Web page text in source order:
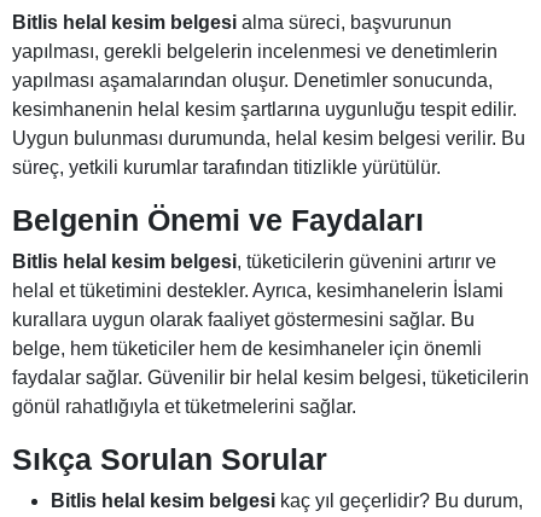
Bitlis helal kesim belgesi alma süreci, başvurunun
yapılması, gerekli belgelerin incelenmesi ve denetimlerin
yapılması aşamalarından oluşur. Denetimler sonucunda,
kesimhanenin helal kesim şartlarına uygunluğu tespit edilir.
Uygun bulunması durumunda, helal kesim belgesi verilir. Bu
süreç, yetkili kurumlar tarafından titizlikle yürütülür.
Belgenin Önemi ve Faydaları
Bitlis helal kesim belgesi, tüketicilerin güvenini artırır ve
helal et tüketimini destekler. Ayrıca, kesimhanelerin İslami
kurallara uygun olarak faaliyet göstermesini sağlar. Bu
belge, hem tüketiciler hem de kesimhaneler için önemli
faydalar sağlar. Güvenilir bir helal kesim belgesi, tüketicilerin
gönül rahatlığıyla et tüketmelerini sağlar.
Sıkça Sorulan Sorular
Bitlis helal kesim belgesi kaç yıl geçerlidir? Bu durum,